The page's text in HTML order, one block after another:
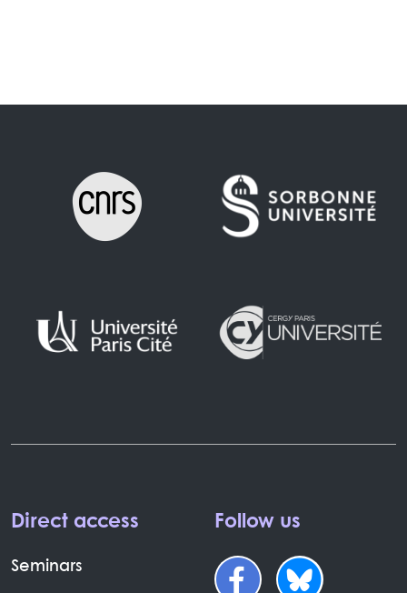
Direct access
Seminars
Follow us